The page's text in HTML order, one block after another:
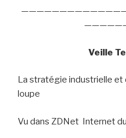
Veille
La stratégie industrielle et
loupe
Vu dans ZDNet Internet